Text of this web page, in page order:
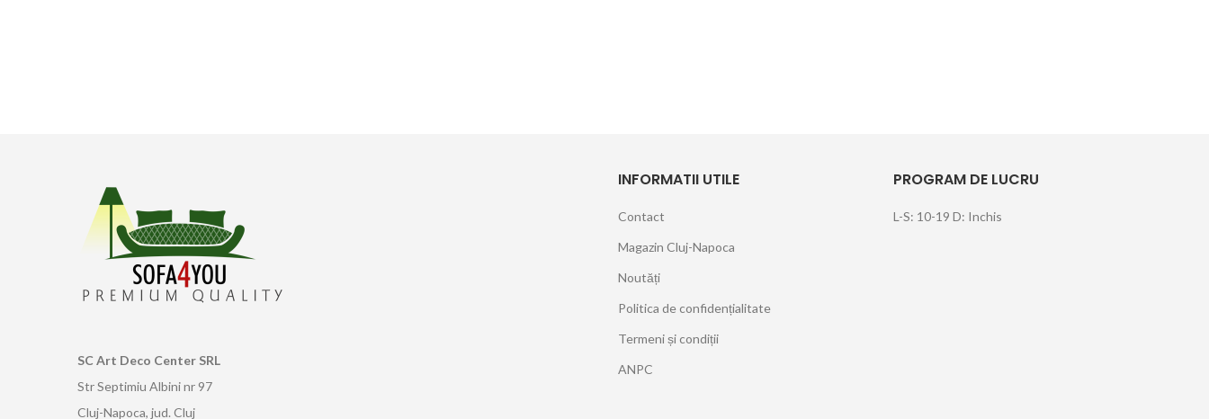
SC Art Deco Center SRL
Str Septimiu Albini nr 97
Cluj-Napoca, jud. Cluj
INFORMATII UTILE
Contact
Magazin Cluj-Napoca
Noutăți
Politica de confidențialitate
Termeni și condiții
ANPC
PROGRAM DE LUCRU
L-S: 10-19 D: Inchis